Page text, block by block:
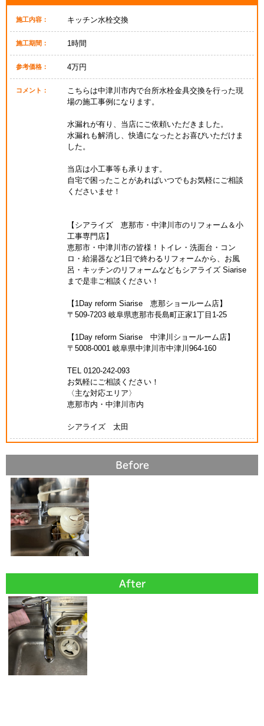
施工内容： キッチン水栓交換
施工期間： 1時間
参考価格： 4万円
コメント：
こちらは中津川市内で台所水栓金具交換を行った現
場の施工事例になります。
水漏れが有り、当店にご依頼いただきました。
水漏れも解消し、快適になったとお喜びいただけま
した。
当店は小工事等も承ります。
自宅で困ったことがあればいつでもお気軽にご相談
くださいませ！
【シアライズ 恵那市・中津川市のリフォーム＆小
工事専門店】
恵那市・中津川市の皆様！トイレ・洗面台・コン
ロ・給湯器など1日で終わるリフォームから、お風
呂・キッチンのリフォームなどもシアライズ Siarise
まで是非ご相談ください！
【1Day reform Siarise 恵那ショールーム店】
〒509-7203 岐阜県恵那市長島町正家1丁目1-25
【1Day reform Siarise 中津川ショールーム店】
〒5008-0001 岐阜県中津川市中津川964-160
TEL 0120-242-093
お気軽にご相談ください！
〈主な対応エリア〉
恵那市内・中津川市内
シアライズ 太田
Before
After